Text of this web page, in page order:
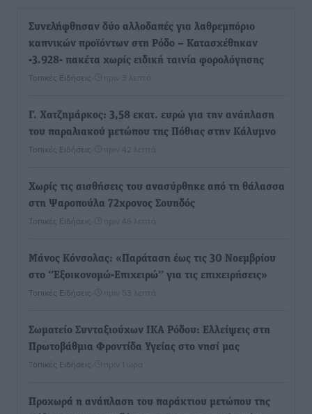
Συνελήφθησαν δύο αλλοδαπές για λαθρεμπόριο
καπνικών προϊόντων στη Ρόδο – Κατασχέθηκαν
-3.928- πακέτα χωρίς ειδική ταινία φορολόγησης
Τοπικές Ειδήσεις πριν 3 λεπτά
Γ. Χατζημάρκος: 3,58 εκατ. ευρώ για την ανάπλαση
του παραλιακού μετώπου της Πόθιας στην Κάλυμνο
Τοπικές Ειδήσεις πριν 42 λεπτά
Χωρίς τις αισθήσεις του ανασύρθηκε από τη θάλασσα
στη Ψαροπούλα 72χρονος Σουηδός
Τοπικές Ειδήσεις πριν 46 λεπτά
Μάνος Κόνσολας: «Παράταση έως τις 30 Νοεμβρίου
στο ‘’Εξοικονομώ-Επιχειρώ’’ για τις επιχειρήσεις»
Τοπικές Ειδήσεις πριν 53 λεπτά
Σωματείο Συνταξιούχων ΙΚΑ Ρόδου: Ελλείψεις στη
Πρωτοβάθμια Φροντίδα Υγείας στο νησί μας
Τοπικές Ειδήσεις πριν 1 ώρα
Προχωρά η ανάπλαση του παράκτιου μετώπου της